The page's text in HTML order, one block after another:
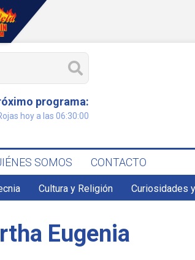
programa:
hoy a las 06:30:00
SOMOS CONTACTO
Cultura y Religión Curiosidades
Eugenia